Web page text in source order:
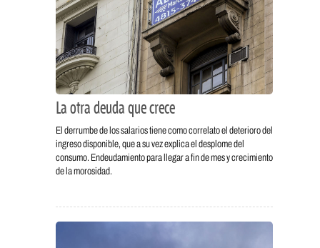
La otra deuda que crece
El derrumbe de los salarios tiene como correlato el deterioro del
ingreso disponible, que a su vez explica el desplome del
consumo. Endeudamiento para llegar a fin de mes y crecimiento
de la morosidad.